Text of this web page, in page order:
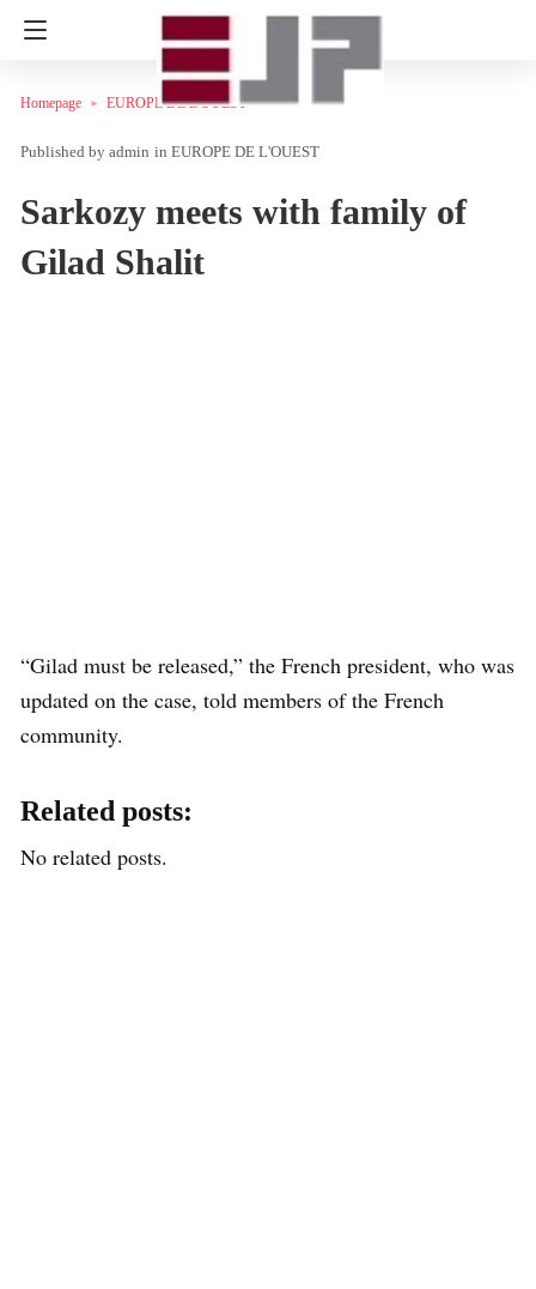
Homepage EUROPE DE L'OUEST
admin in EUROPE DE L'OUEST
Sarkozy meets with family of
Gilad Shalit
“Gilad must be released,” the French president, who was
updated on the case, told members of the French
community.
Related posts:
No related posts.